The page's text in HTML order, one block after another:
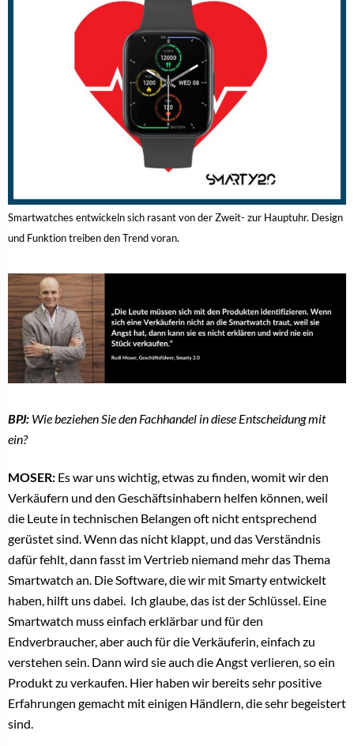
Smartwatches entwickeln sich rasant von der Zweit- zur Hauptuhr. Design
und Funktion treiben den Trend voran.
BPJ: Wie beziehen Sie den Fachhandel in diese Entscheidung mit
ein?
MOSER: Es war uns wichtig, etwas zu finden, womit wir den
Verkäufern und den Geschäftsinhabern helfen können, weil
die Leute in technischen Belangen oft nicht entsprechend
gerüstet sind. Wenn das nicht klappt, und das Verständnis
dafür fehlt, dann fasst im Vertrieb niemand mehr das Thema
Smartwatch an. Die Software, die wir mit Smarty entwickelt
haben, hilft uns dabei. Ich glaube, das ist der Schlüssel. Eine
Smartwatch muss einfach erklärbar und für den
Endverbraucher, aber auch für die Verkäuferin, einfach zu
verstehen sein. Dann wird sie auch die Angst verlieren, so ein
Produkt zu verkaufen. Hier haben wir bereits sehr positive
Erfahrungen gemacht mit einigen Händlern, die sehr begeistert
sind.